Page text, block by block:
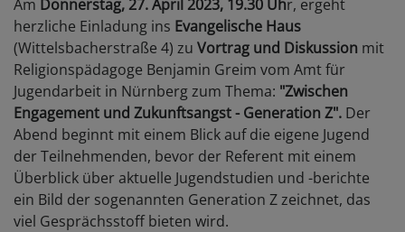
Am Donnerstag, 27. April 2023, 19.30 Uhr, ergeht
herzliche Einladung ins Evangelische Haus
(Wittelsbacherstraße 4) zu Vortrag und Diskussion mit
Religionspädagoge Benjamin Greim vom Amt für
Jugendarbeit in Nürnberg zum Thema: "Zwischen
Engagement und Zukunftsangst - Generation Z". Der
Abend beginnt mit einem Blick auf die eigene Jugend
der Teilnehmenden, bevor der Referent mit einem
Überblick über aktuelle Jugendstudien und -berichte
ein Bild der sogenannten Generation Z zeichnet, das
viel Gesprächsstoff bieten wird.